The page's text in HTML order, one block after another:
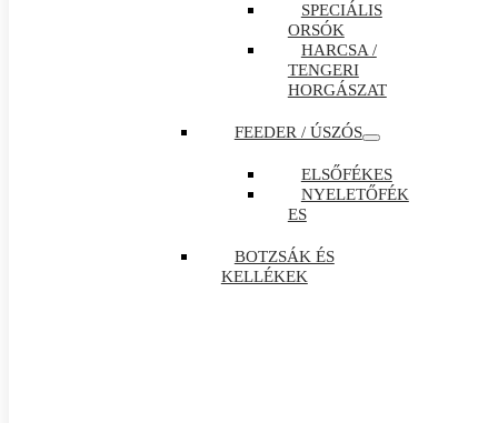
SPECIÁLIS
ORSÓK
HARCSA /
TENGERI
HORGÁSZAT
FEEDER / ÚSZÓS
ELSŐFÉKES
NYELETŐFÉK
ES
BOTZSÁK ÉS
KELLÉKEK